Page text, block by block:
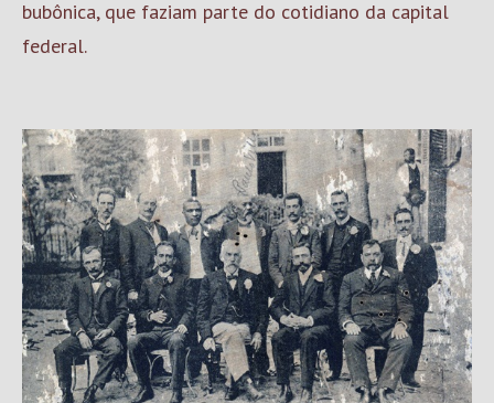
bubônica, que faziam parte do cotidiano da capital
federal.